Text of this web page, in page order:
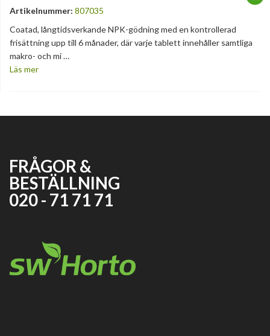
Artikelnummer: 807035
Coatad, långtidsverkande NPK-gödning med en kontrollerad
frisättning upp till 6 månader, där varje tablett innehåller samtliga
makro- och mi …
Läs mer
FRÅGOR &
BESTÄLLNING
020 - 71 71 71